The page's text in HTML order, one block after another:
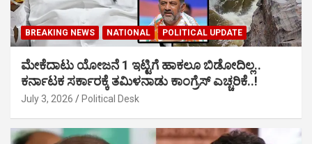
BREAKING NEWS NATIONAL POLITICAL UPDATE
ಮೇಕೆದಾಟು ಯೋಜನೆ 1 ಇಟ್ಟಿಗೆ ಹಾಕಲೂ ಬಿಡೋದಿಲ್ಲ..
ಕರ್ನಾಟಕ ಸರ್ಕಾರಕ್ಕೆ ತಮಿಳನಾಡು ಕಾಂಗ್ರೆಸ್ ಎಚ್ಚರಿಕೆ..!
July 3, 2026 Political Desk